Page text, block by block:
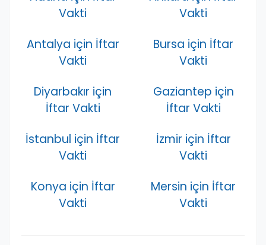
Vakti
Vakti
Antalya için İftar
Vakti
Bursa için İftar
Vakti
Diyarbakır için
İftar Vakti
Gaziantep için
İftar Vakti
İstanbul için İftar
Vakti
İzmir için İftar
Vakti
Konya için İftar
Vakti
Mersin için İftar
Vakti